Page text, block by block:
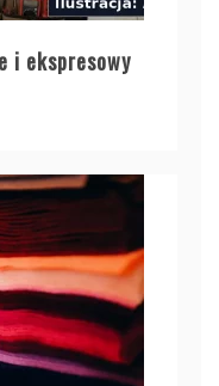
i ekspresowy